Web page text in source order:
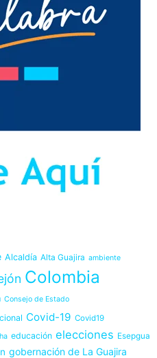
Alcaldía Alta Guajira ambiente
Colombia
Consejo de Estado
Covid-19 Covid19
educación elecciones Esepgua
gobernación de La Guajira